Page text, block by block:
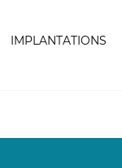
IMPLANTATIONS